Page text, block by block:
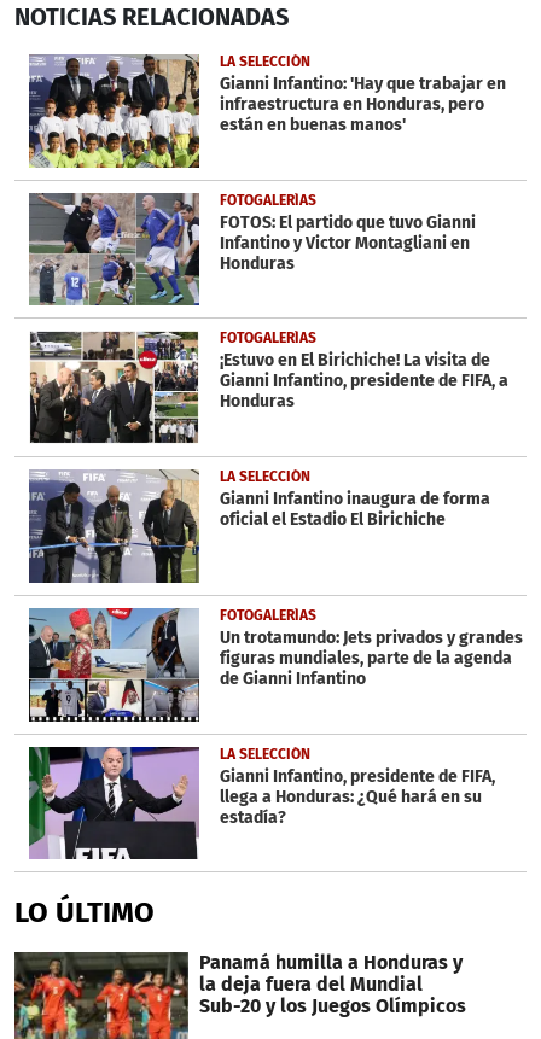
seconds
52
seconds
NOTICIAS RELACIONADAS
LA SELECCIÓN
Gianni Infantino: 'Hay que trabajar en
infraestructura en Honduras, pero
están en buenas manos'
FOTOGALERÍAS
FOTOS: El partido que tuvo Gianni
Infantino y Victor Montagliani en
Honduras
FOTOGALERÍAS
¡Estuvo en El Birichiche! La visita de
Gianni Infantino, presidente de FIFA, a
Honduras
LA SELECCIÓN
Gianni Infantino inaugura de forma
oficial el Estadio El Birichiche
FOTOGALERÍAS
Un trotamundo: Jets privados y grandes
figuras mundiales, parte de la agenda
de Gianni Infantino
LA SELECCIÓN
Gianni Infantino, presidente de FIFA,
llega a Honduras: ¿Qué hará en su
estadía?
LO ÚLTIMO
Panamá humilla a Honduras y
la deja fuera del Mundial
Sub-20 y los Juegos Olímpicos